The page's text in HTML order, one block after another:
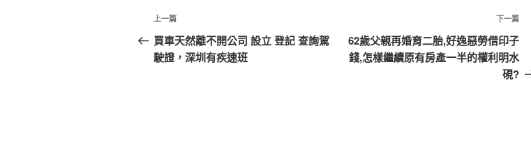
文
章
導
上
一
篇
上一篇
買車天然離不開公司 設立 登記 查詢駕
駛證，深圳有疾速班
下
一
文
下一篇
62歲父親再婚育二胎,好逸惡勞借印子
錢,怎樣繼續原有房產一半的權利明水
硯?